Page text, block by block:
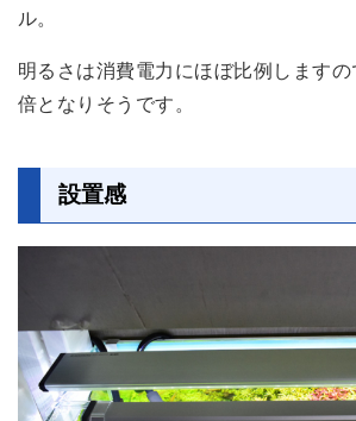
ル。
明るさは消費電力にほぼ比例します
倍となりそうです。
設置感